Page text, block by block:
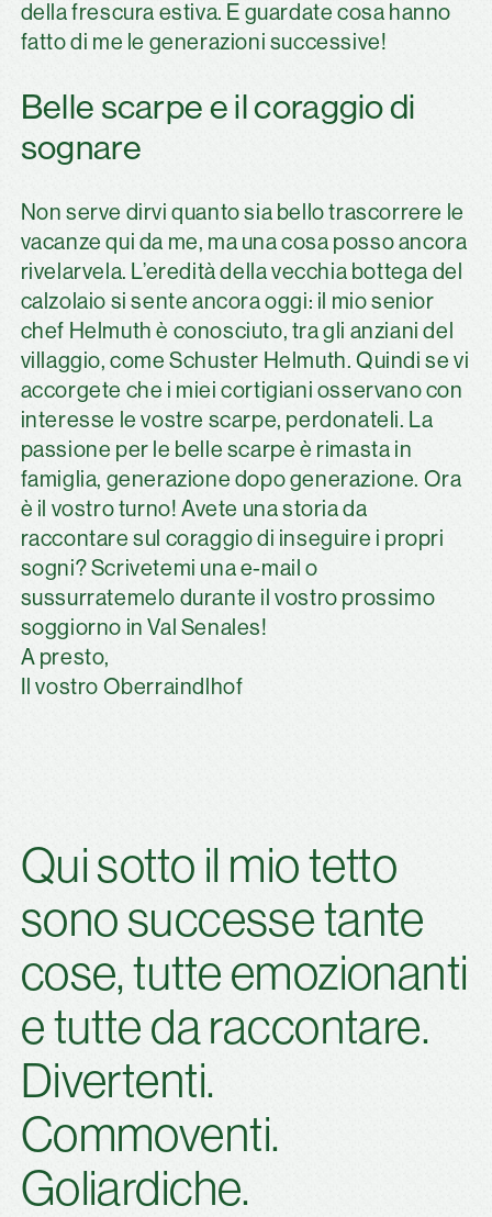
della frescura estiva. E guardate cosa hanno
fatto di me le generazioni successive!
Belle scarpe e il coraggio di
sognare
Non serve dirvi quanto sia bello trascorrere le
vacanze qui da me, ma una cosa posso ancora
rivelarvela. L’eredità della vecchia bottega del
calzolaio si sente ancora oggi: il mio senior
chef Helmuth è conosciuto, tra gli anziani del
villaggio, come Schuster Helmuth. Quindi se vi
accorgete che i miei cortigiani osservano con
interesse le vostre scarpe, perdonateli. La
passione per le belle scarpe è rimasta in
famiglia, generazione dopo generazione. Ora
è il vostro turno! Avete una storia da
raccontare sul coraggio di inseguire i propri
sogni? Scrivetemi una e-mail o
sussurratemelo durante il vostro prossimo
soggiorno in Val Senales!
A presto,
Il vostro Oberraindlhof
Qui sotto il mio tetto
sono successe tante
cose, tutte emozionanti
e tutte da raccontare.
Divertenti.
Commoventi.
Goliardiche.